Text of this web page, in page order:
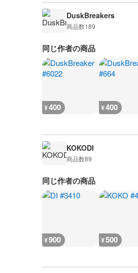
DuskBreakers
商品数189
同じ作者の商品
¥400 ¥400
KOKODI
商品数89
同じ作者の商品
¥900 ¥500